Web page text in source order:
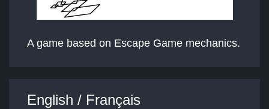
A game based on Escape Game mechanics.
English / Français